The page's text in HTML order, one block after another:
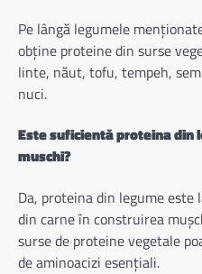
Pe lângă legumele
obține proteine ​​din surse
linte, năut, tofu, tempeh,
nuci.
Este suficientă proteina din
muschi?
Da, proteina din legume
din carne în construirea
surse de proteine ​​vegetale
de aminoacizi esențiali.